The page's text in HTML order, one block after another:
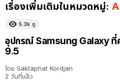
เรื่องเพิ่มเติมในหมวดหมู่:
5.3k ดู
อุปกรณ์ Samsung Galaxy ที่
9.5
โดย Saktaphat Kordjan
2 วันที่แล้ว